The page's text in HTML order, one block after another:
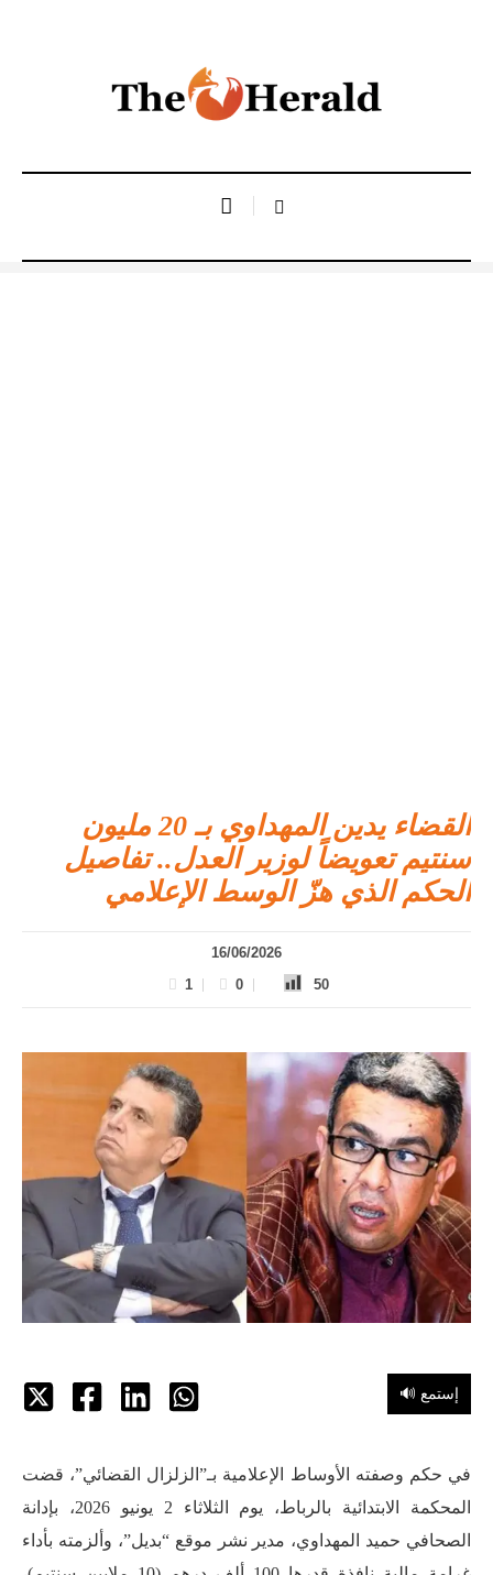
القضاء يدين المهداوي بـ 20 مليون
سنتيم تعويضاً لوزير العدل.. تفاصيل
الحكم الذي هزّ الوسط الإعلامي
16/06/2026
1
0 50
🔊 إستمع
في حكم وصفته الأوساط الإعلامية بـ”الزلزال القضائي”، قضت
المحكمة الابتدائية بالرباط، يوم الثلاثاء 2 يونيو 2026، بإدانة
الصحافي حميد المهداوي، مدير نشر موقع “بديل”، وألزمته بأداء